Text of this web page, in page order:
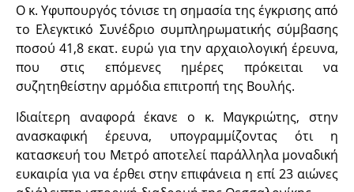
Ο κ. Υφυπουργός τόνισε τη σημασία της έγκρισης από
το Ελεγκτικό Συνέδριο συμπληρωματικής σύμβασης
ποσού 41,8 εκατ. ευρώ για την αρχαιολογική έρευνα,
που στις επόμενες ημέρες πρόκειται να
συζητηθείστην αρμόδια επιτροπή της Βουλής.
Ιδιαίτερη αναφορά έκανε ο κ. Μαγκριώτης, στην
ανασκαφική έρευνα, υπογραμμίζοντας ότι η
κατασκευή του Μετρό αποτελεί παράλληλα μοναδική
ευκαιρία για να έρθει στην επιφάνεια η επί 23 αιώνες